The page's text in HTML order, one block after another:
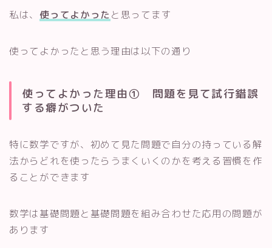
私は、 使ってよかったと思ってます
使ってよかったと思う理由は以下の通り
使ってよかった理由① 問題を見て試行錯誤
する癖がついた
特に数学ですが、初めて見た問題で自分の持っている解
法からどれを使ったらうまくいくのかを考える習慣を作
ることができます
数学は基礎問題と基礎問題を組み合わせた応用の問題が
あります